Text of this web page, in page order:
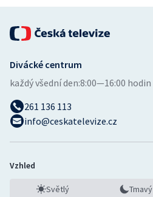
Divácké centrum
každý všední den:8:00—16:00 hodin
261 136 113
info@ceskatelevize.cz
Vzhled
Světlý Tmavý